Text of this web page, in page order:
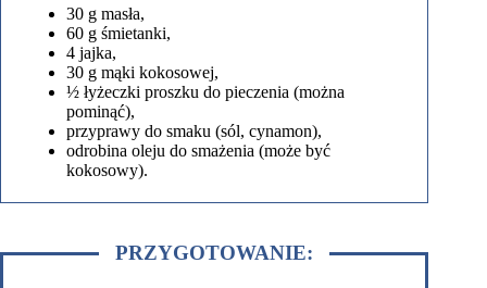
30 g masła,
60 g śmietanki,
4 jajka,
30 g mąki kokosowej,
½ łyżeczki proszku do pieczenia (można
pominąć),
przyprawy do smaku (sól, cynamon),
odrobina oleju do smażenia (może być
kokosowy).
PRZYGOTOWANIE: